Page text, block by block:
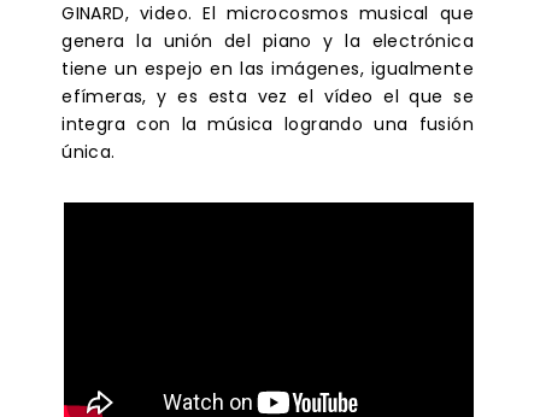
GINARD, video. El microcosmos musical que
genera la unión del piano y la electrónica
tiene un espejo en las imágenes, igualmente
efímeras, y es esta vez el vídeo el que se
integra con la música logrando una fusión
única.